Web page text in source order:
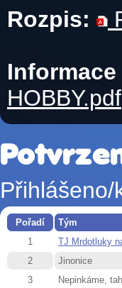
Rozpis:
HOBBY.pdf
Pořadí
Tým
1
TJ Mrdotluky
2
Jinonice
3
Nepinkáme,